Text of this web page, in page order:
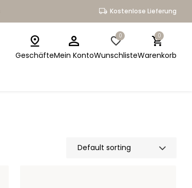
Kostenlose Lieferung
GeschäfteMein Konto
0
Wunschliste
0
Warenkorb